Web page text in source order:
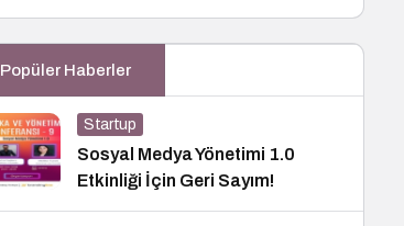
Popüler Haberler
Startup
Sosyal Medya Yönetimi 1.0
Etkinliği İçin Geri Sayım!